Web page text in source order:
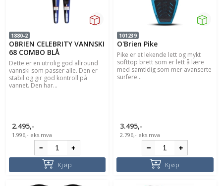
1880-2
OBRIEN CELEBRITY VANNSKI
68 COMBO BLÅ
Dette er en utrolig god allround
vannski som passer alle. Den er
stabil og gir god kontroll på
vannet. Den har...
2.495,-
1.996,- eks.mva
Kjøp
101239
O'Brien Pike
Pike er et lekende lett og mykt
softtop brett som er lett å lære
med samtidig som mer avanserte
surfere...
3.495,-
2.796,- eks.mva
Kjøp